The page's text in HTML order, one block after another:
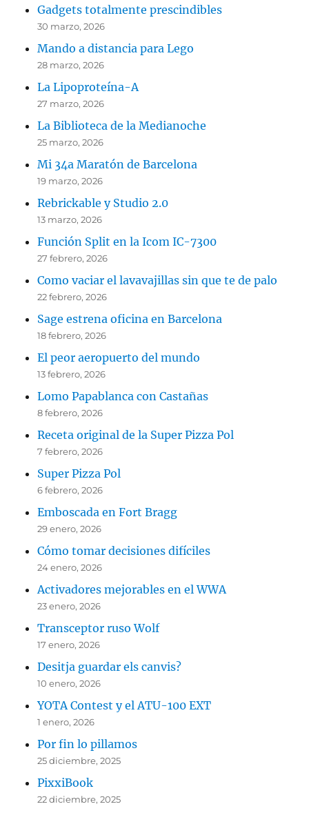
Gadgets totalmente prescindibles
30 marzo, 2026
Mando a distancia para Lego
28 marzo, 2026
La Lipoproteína-A
27 marzo, 2026
La Biblioteca de la Medianoche
25 marzo, 2026
Mi 34a Maratón de Barcelona
19 marzo, 2026
Rebrickable y Studio 2.0
13 marzo, 2026
Función Split en la Icom IC-7300
27 febrero, 2026
Como vaciar el lavavajillas sin que te de palo
22 febrero, 2026
Sage estrena oficina en Barcelona
18 febrero, 2026
El peor aeropuerto del mundo
13 febrero, 2026
Lomo Papablanca con Castañas
8 febrero, 2026
Receta original de la Super Pizza Pol
7 febrero, 2026
Super Pizza Pol
6 febrero, 2026
Emboscada en Fort Bragg
29 enero, 2026
Cómo tomar decisiones difíciles
24 enero, 2026
Activadores mejorables en el WWA
23 enero, 2026
Transceptor ruso Wolf
17 enero, 2026
Desitja guardar els canvis?
10 enero, 2026
YOTA Contest y el ATU-100 EXT
1 enero, 2026
Por fin lo pillamos
25 diciembre, 2025
PixxiBook
22 diciembre, 2025